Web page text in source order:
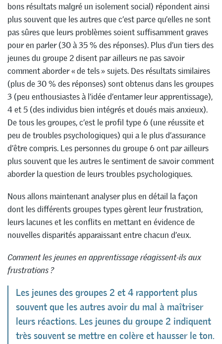
bons résultats malgré un isolement social) répondent ainsi
plus souvent que les autres que c’est parce qu’elles ne sont
pas sûres que leurs problèmes soient suffisamment graves
pour en parler (30 à 35 % des réponses). Plus d’un tiers des
jeunes du groupe 2 disent par ailleurs ne pas savoir
comment aborder « de tels » sujets. Des résultats similaires
(plus de 30 % des réponses) sont obtenus dans les groupes
3 (peu enthousiastes à l’idée d’entamer leur apprentissage),
4 et 5 (des individus bien intégrés et doués mais anxieux).
De tous les groupes, c’est le profil type 6 (une réussite et
peu de troubles psychologiques) qui a le plus d’assurance
d’être compris. Les personnes du groupe 6 ont par ailleurs
plus souvent que les autres le sentiment de savoir comment
aborder la question de leurs troubles psychologiques.
Nous allons maintenant analyser plus en détail la façon
dont les différents groupes types gèrent leur frustration,
leurs lacunes et les conflits en mettant en évidence de
nouvelles disparités apparaissant entre chacun d’eux.
Comment les jeunes en apprentissage réagissent-ils aux
frustrations?
Les jeunes des groupes 2 et 4 rapportent plus
souvent que les autres avoir du mal à maîtriser
leurs réactions. Les jeunes du groupe 2 indiquent
très souvent se mettre en colère et hausser le ton.